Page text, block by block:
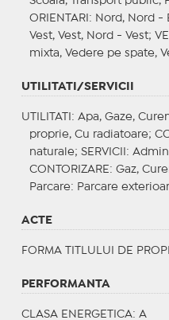
ORIENTARI : Nord, Nord -
Vest, Vest, Nord - Vest;
mixta, Vedere pe spate,
UTILITATI/SERVICII
UTILITATI : Apa, Gaze,
proprie, Cu radiatoare;
naturale; SERVICII :
CONTORIZARE : Gaz,
Parcare: Parcare
ACTE
FORMA TITLULUI DE
PERFORMANTA
CLASA ENERGETICA: A